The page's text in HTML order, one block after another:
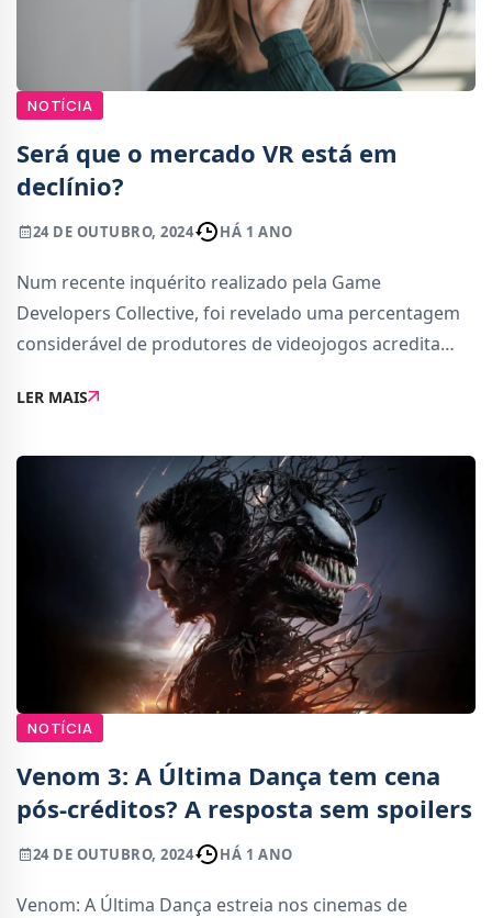
NOTÍCIA
Será que o mercado VR está em
declínio?
24 DE OUTUBRO, 2024 HÁ 1 ANO
Num recente inquérito realizado pela Game
Developers Collective, foi revelado uma percentagem
considerável de produtores de videojogos acredita
estagnado.Este estudo reflete as várias preocupações
LER MAIS
NOTÍCIA
Venom 3: A Última Dança tem cena
pós-créditos? A resposta sem spoilers
24 DE OUTUBRO, 2024 HÁ 1 ANO
Venom: A Última Dança estreia nos cinemas de